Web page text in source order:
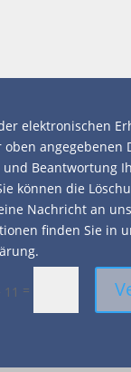
elektronischen
angegebenen
Beantwortung
können die
Nachricht an
finden Sie in
11 =